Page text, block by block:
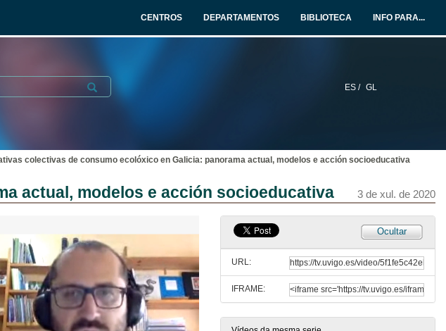
CENTROS DEPARTAMENTOS BIBLIOTECA INFO PARA...
ES / GL
Submit
colectivas de consumo ecolóxico en Galicia: panorama actual, modelos e acción socioeducativa
actual, modelos e acción socioeducativa 3 de xul. de 2020
Ocultar
URL:
IFRAME: